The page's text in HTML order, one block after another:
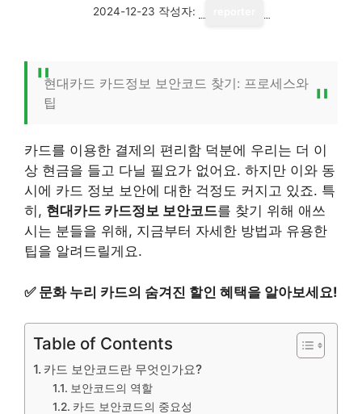
2024-12-23 작성자:
현대카드 카드정보 보안코드 찾기: 프로세스와
팁
카드를 이용한 결제의 편리함 덕분에 우리는 더 이
상 현금을 들고 다닐 필요가 없어요. 하지만 이와 동
시에 카드 정보 보안에 대한 걱정도 커지고 있죠. 특
히, 현대카드 카드정보 보안코드를 찾기 위해 애쓰
시는 분들을 위해, 지금부터 자세한 방법과 유용한
팁을 알려드릴게요.
✅ 문화 누리 카드의 숨겨진 할인 혜택을 알아보세요!
Table of Contents
카드 보안코드란 무엇인가요?
보안코드의 역할
카드 보안코드의 중요성